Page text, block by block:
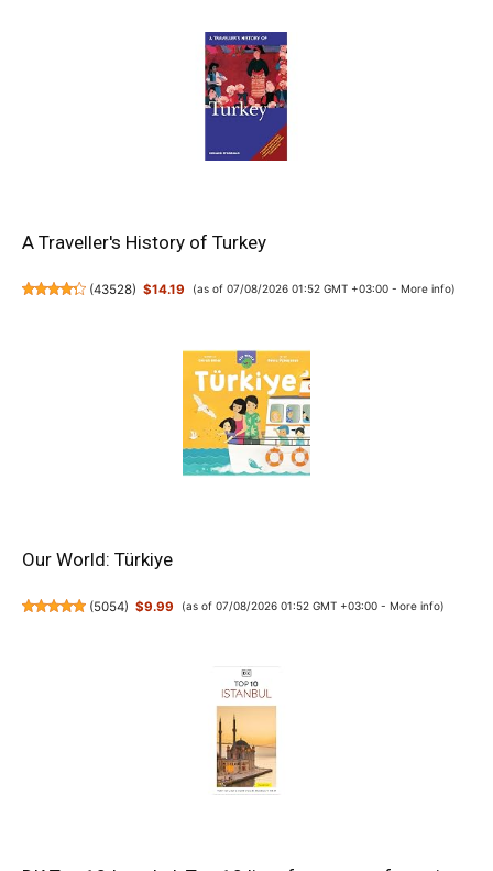
A Traveller's History of Turkey
(43528) $14.19 (as of 07/08/2026 01:52 GMT +03:00 - More info)
Our World: Türkiye
(5054) $9.99 (as of 07/08/2026 01:52 GMT +03:00 - More info)